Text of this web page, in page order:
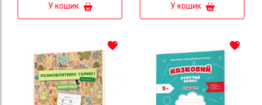
У кошик У кошик